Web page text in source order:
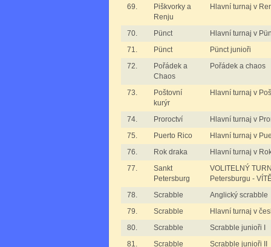
69.
Piškvorky a
Renju
Hlavní turnaj v
70. Pünct
Hlavní turnaj v
71.
Pünct
Pünct junioři
72.
Pořádek a
Chaos
Pořádek a chaos
73.
Poštovní
kurýr
Hlavní turnaj v
74. Proroctví
Hlavní turnaj v
75.
Puerto Rico
Hlavní turnaj v
76.
Rok draka
Hlavní turnaj v
77.
Sankt
Petersburg
VOLITELNÝ
Petersburgu -
78.
Scrabble
Anglický scrabble
79.
Scrabble
Hlavní turnaj v
80.
Scrabble
Scrabble junioři I
81.
Scrabble Scrabble junioři II